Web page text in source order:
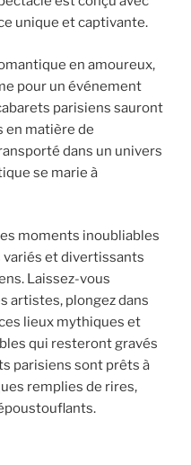
unique et captivante.
en amoureux,
pour un événement
parisiens sauront
matière de
dans un univers
se marie à
moments inoubliables
et divertissants
Laissez-vous
artistes, plongez dans
lieux mythiques et
qui resteront gravés
parisiens sont prêts à
remplies de rires,